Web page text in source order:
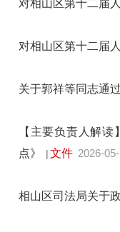
对相山区第十二届
对相山区第十二届
关于郭祥等同志通
【主要负责人解
点》
|文件 2026-
相山区司法局关于